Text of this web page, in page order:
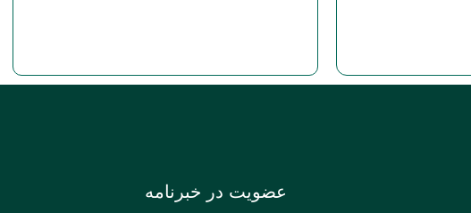
عضویت در خبرنامه